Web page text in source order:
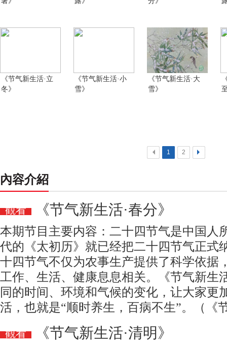
《节气新生活·立
冬》
《节气新生活·小
雪》
《节气新生活·大
雪》
< 1 2 >
內容介紹
觀看 《节气新生活·春分》
本期节目主要内容：二十四节气是中国人
代的《太初历》就已经把二十四节气正式
十四节气不仅为农事生产提供了科学依据
工作、生活、健康息息相关。《节气新生
同的时间、环境和气候的变化，让大家更
活，也就是“顺时养生，百病不生”。（《
觀看 《节气新生活·清明》